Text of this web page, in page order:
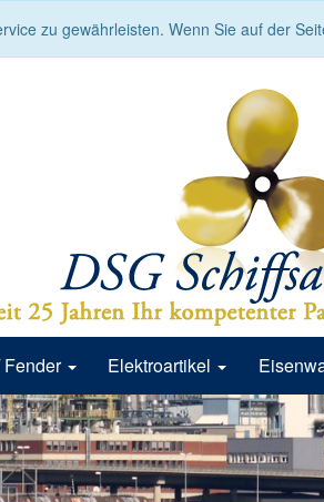
zu gewährleisten. Wenn Sie auf der
Fender Elektroartikel